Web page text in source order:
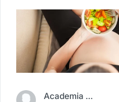
Academia Médica